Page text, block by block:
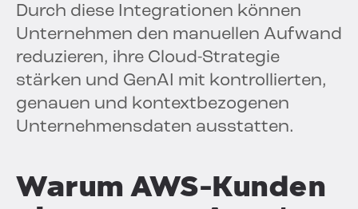
Durch diese Integrationen können
Unternehmen den manuellen Aufwand
reduzieren, ihre Cloud-Strategie
stärken und GenAI mit kontrollierten,
genauen und kontextbezogenen
Unternehmensdaten ausstatten.
Warum AWS-Kunden